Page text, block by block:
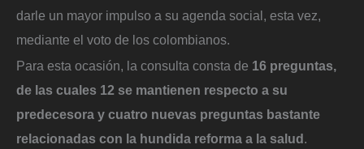
darle un mayor impulso a su agenda social, esta vez,
mediante el voto de los colombianos.
Para esta ocasión, la consulta consta de 16 preguntas,
de las cuales 12 se mantienen respecto a su
predecesora y cuatro nuevas preguntas bastante
relacionadas con la hundida reforma a la salud.